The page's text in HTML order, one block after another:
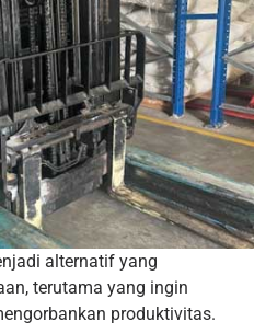
alternatif yang
terutama yang ingin
produktivitas.